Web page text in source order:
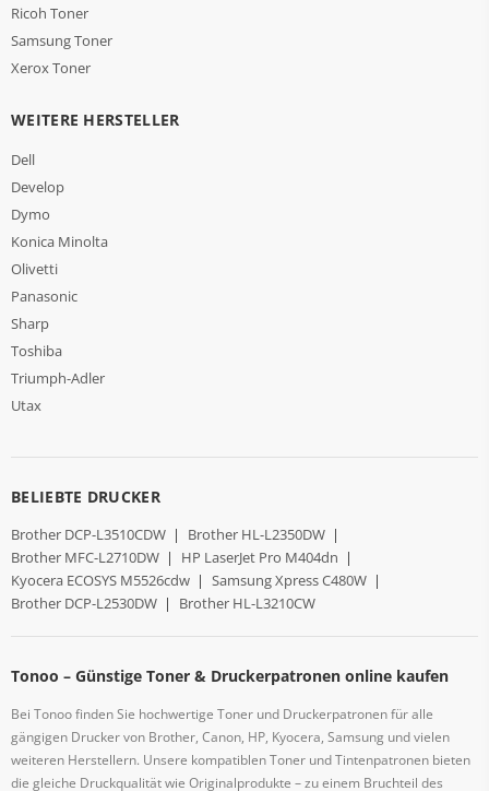
Ricoh Toner
Samsung Toner
Xerox Toner
WEITERE HERSTELLER
Dell
Develop
Dymo
Konica Minolta
Olivetti
Panasonic
Sharp
Toshiba
Triumph-Adler
Utax
BELIEBTE DRUCKER
Brother DCP-L3510CDW | Brother HL-L2350DW |
Brother MFC-L2710DW | HP LaserJet Pro M404dn |
Kyocera ECOSYS M5526cdw | Samsung Xpress C480W |
Brother DCP-L2530DW | Brother HL-L3210CW
Tonoo – Günstige Toner & Druckerpatronen online kaufen
Bei Tonoo finden Sie hochwertige Toner und Druckerpatronen für alle
gängigen Drucker von Brother, Canon, HP, Kyocera, Samsung und vielen
weiteren Herstellern. Unsere kompatiblen Toner und Tintenpatronen bieten
die gleiche Druckqualität wie Originalprodukte – zu einem Bruchteil des